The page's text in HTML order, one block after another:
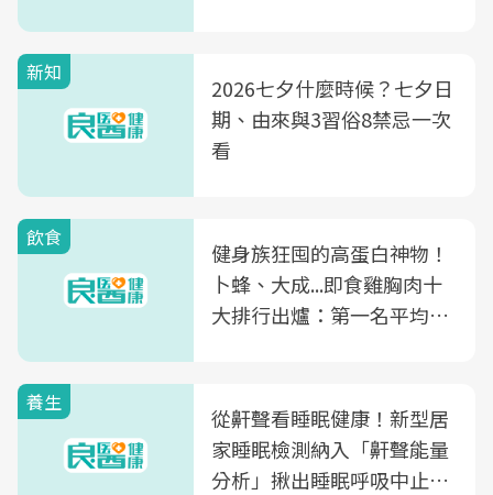
新知
2026七夕什麼時候？七夕日
期、由來與3習俗8禁忌一次
看
飲食
健身族狂囤的高蛋白神物！
卜蜂、大成...即食雞胸肉十
大排行出爐：第一名平均一
養生
從鼾聲看睡眠健康！新型居
家睡眠檢測納入「鼾聲能量
分析」揪出睡眠呼吸中止症